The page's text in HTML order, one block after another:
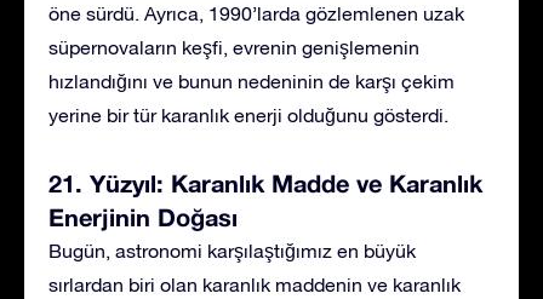
öne sürdü. Ayrıca, 1990’larda gözlemlenen uzak
süpernovaların keşfi, evrenin genişlemenin
hızlandığını ve bunun nedeninin de karşı çekim
yerine bir tür karanlık enerji olduğunu gösterdi.
21. Yüzyıl: Karanlık Madde ve Karanlık
Enerjinin Doğası
Bugün, astronomi karşılaştığımız en büyük
sırlardan biri olan karanlık maddenin ve karanlık